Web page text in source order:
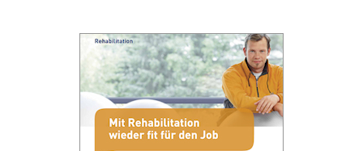
Online-Services